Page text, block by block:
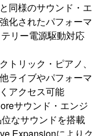
同様のサウンド・エ
化されたパフォーマ
リー電源駆動対応
トリック・ピアノ、
ライブやパフォーマ
アクセス可能
サウンド・エンジ
なサウンドを搭載